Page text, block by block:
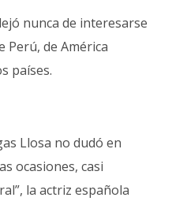
nunca de interesarse
Perú, de América
países.
Llosa no dudó en
ocasiones, casi
la actriz española